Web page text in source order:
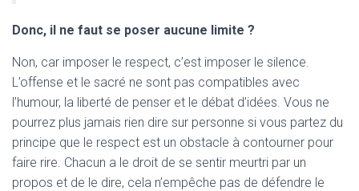
Donc, il ne faut se poser aucune limite ?
Non, car imposer le respect, c’est imposer le silence.
L’offense et le sacré ne sont pas compatibles avec
l’humour, la liberté de penser et le débat d’idées. Vous ne
pourrez plus jamais rien dire sur personne si vous partez du
principe que le respect est un obstacle à contourner pour
faire rire. Chacun a le droit de se sentir meurtri par un
propos et de le dire, cela n’empêche pas de défendre le